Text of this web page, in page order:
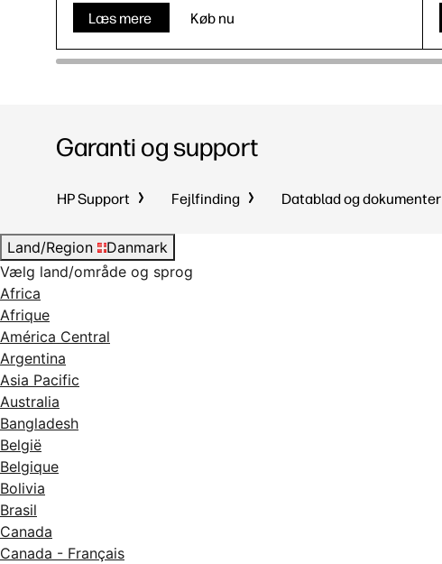
Læs mere Køb nu
Garanti og support
HP Support Fejlfinding Datablad og dokumenter
Land/Region
Danmark
Vælg land/område og sprog
Africa
Afrique
América Central
Argentina
Asia Pacific
Australia
Bangladesh
België
Belgique
Bolivia
Brasil
Canada
Canada - Français